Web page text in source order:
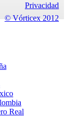
Privacidad
© Vórticex 2012
Real